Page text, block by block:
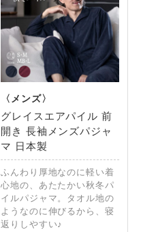
グレイスエアパイル 前
開き 長袖メンズパジャ
マ 日本製
ふんわり厚地なのに軽い着
心地の、あたたかい秋冬パ
イルパジャマ。タオル地の
ようなのに伸びるから、寝
返りしやすい♪